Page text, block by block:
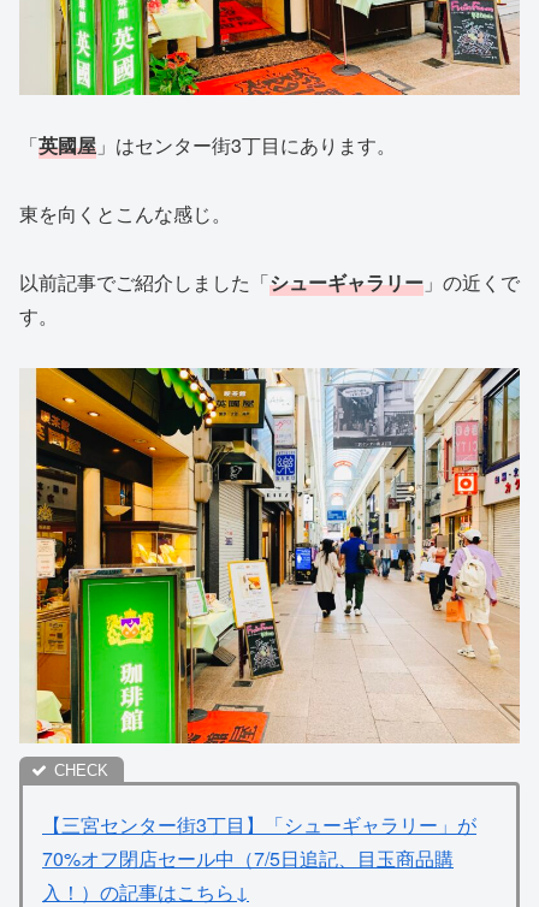
「英國屋 」はセンター街3丁目にあります。
東を向くとこんな感じ。
以前記事でご紹介しました「シューギャラリー 」の近くで
す。
【三宮センター街3丁目】「シューギャラリー」が
70%オフ閉店セール中（7/5日追記、目玉商品購
入！）の記事はこちら↓